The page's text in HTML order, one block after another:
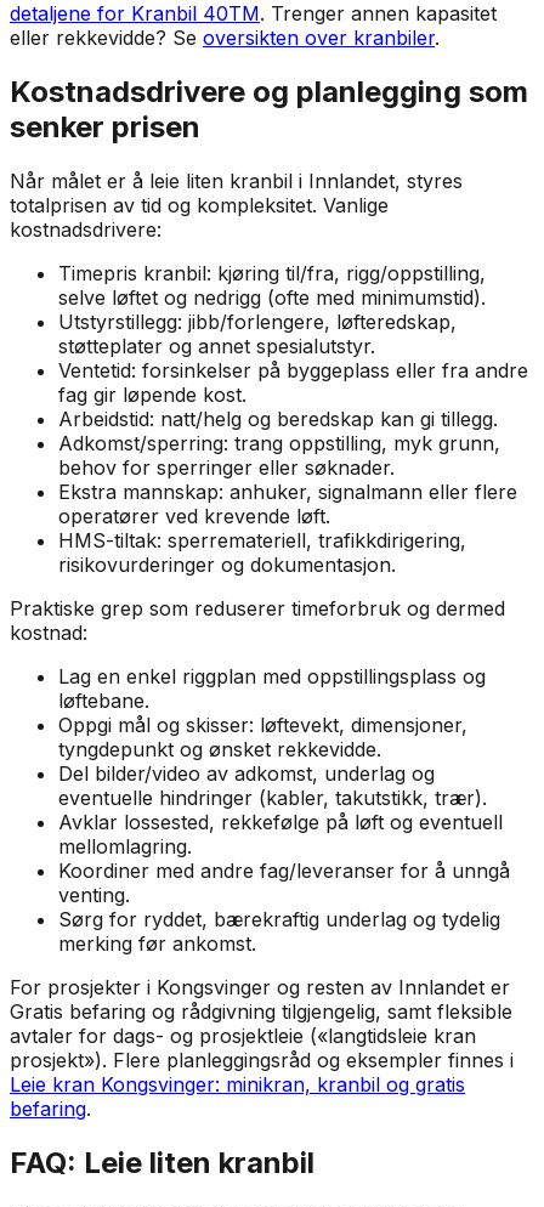
detaljene for Kranbil 40TM. Trenger annen kapasitet
eller rekkevidde? Se oversikten over kranbiler.
Kostnadsdrivere og planlegging som
senker prisen
Når målet er å leie liten kranbil i Innlandet, styres
totalprisen av tid og kompleksitet. Vanlige
kostnadsdrivere:
Timepris kranbil: kjøring til/fra, rigg/oppstilling,
selve løftet og nedrigg (ofte med minimumstid).
Utstyrstillegg: jibb/forlengere, løfteredskap,
støtteplater og annet spesialutstyr.
Ventetid: forsinkelser på byggeplass eller fra andre
fag gir løpende kost.
Arbeidstid: natt/helg og beredskap kan gi tillegg.
Adkomst/sperring: trang oppstilling, myk grunn,
behov for sperringer eller søknader.
Ekstra mannskap: anhuker, signalmann eller flere
operatører ved krevende løft.
HMS-tiltak: sperremateriell, trafikkdirigering,
risikovurderinger og dokumentasjon.
Praktiske grep som reduserer timeforbruk og dermed
kostnad:
Lag en enkel riggplan med oppstillingsplass og
løftebane.
Oppgi mål og skisser: løftevekt, dimensjoner,
tyngdepunkt og ønsket rekkevidde.
Del bilder/video av adkomst, underlag og
eventuelle hindringer (kabler, takutstikk, trær).
Avklar lossested, rekkefølge på løft og eventuell
mellomlagring.
Koordiner med andre fag/leveranser for å unngå
venting.
Sørg for ryddet, bærekraftig underlag og tydelig
merking før ankomst.
For prosjekter i Kongsvinger og resten av Innlandet er
Gratis befaring og rådgivning tilgjengelig, samt fleksible
avtaler for dags- og prosjektleie («langtidsleie kran
prosjekt»). Flere planleggingsråd og eksempler finnes i
Leie kran Kongsvinger: minikran, kranbil og gratis
befaring.
FAQ: Leie liten kranbil